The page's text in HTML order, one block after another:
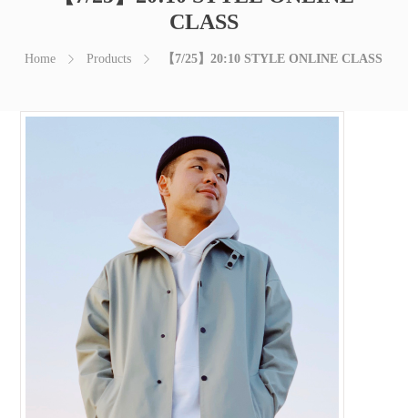
CLASS
Home Products 【7/25】20:10 STYLE ONLINE CLASS